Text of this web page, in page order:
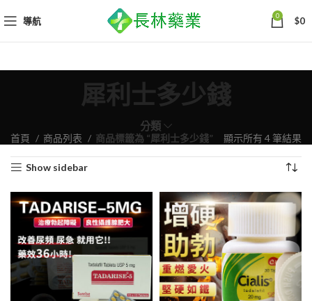
導航 0 $0
犀利士多少錢
分類
首頁 商品列表 商品標籤為 “犀利士多少錢” 顯示所有 4 筆結果
排
序
Show sidebar